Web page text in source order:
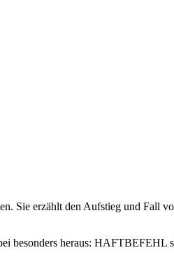
Sie erzählt den Aufstieg und
besonders heraus: HAFTBEFEHL